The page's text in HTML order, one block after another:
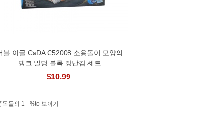
장바구니에 추가
블 이글 CaDA C52008 소용돌이 모양의
탱크 빌딩 블록 장난감 세트
$10.99
목들의 1 - %to 보이기